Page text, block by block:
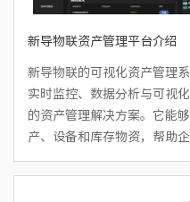
新导物联资产管理平台介绍
新导物联的可视化资产管理
实时监控、数据分析与可视
的资产管理解决方案。它能
产、设备和库存物资，帮助
借助这一系统，企业可以提
低维护成本，实现资产管理